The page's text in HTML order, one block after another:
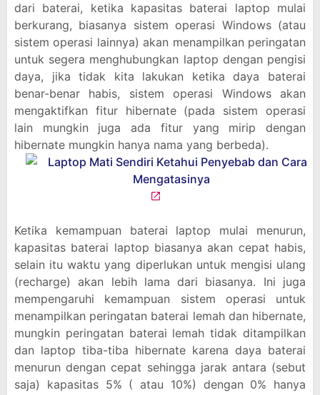
dari baterai, ketika kapasitas baterai laptop mulai
berkurang, biasanya sistem operasi Windows (atau
sistem operasi lainnya) akan menampilkan peringatan
untuk segera menghubungkan laptop dengan pengisi
daya, jika tidak kita lakukan ketika daya baterai
benar-benar habis, sistem operasi Windows akan
mengaktifkan fitur hibernate (pada sistem operasi
lain mungkin juga ada fitur yang mirip dengan
hibernate mungkin hanya nama yang berbeda).
Ketika kemampuan baterai laptop mulai menurun,
kapasitas baterai laptop biasanya akan cepat habis,
selain itu waktu yang diperlukan untuk mengisi ulang
(recharge) akan lebih lama dari biasanya. Ini juga
mempengaruhi kemampuan sistem operasi untuk
menampilkan peringatan baterai lemah dan hibernate,
mungkin peringatan baterai lemah tidak ditampilkan
dan laptop tiba-tiba hibernate karena daya baterai
menurun dengan cepat sehingga jarak antara (sebut
saja) kapasitas 5% ( atau 10%) dengan 0% hanya